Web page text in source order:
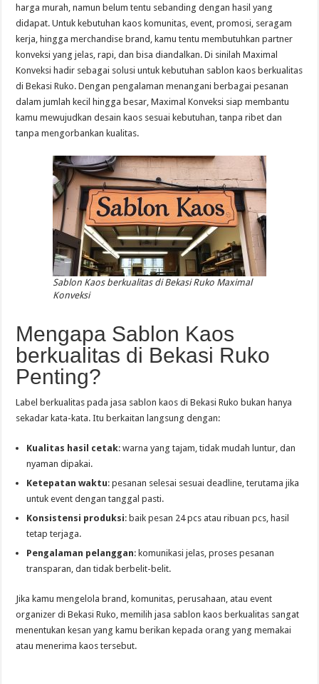
harga murah, namun belum tentu sebanding dengan hasil yang
didapat. Untuk kebutuhan kaos komunitas, event, promosi, seragam
kerja, hingga merchandise brand, kamu tentu membutuhkan partner
konveksi yang jelas, rapi, dan bisa diandalkan. Di sinilah Maximal
Konveksi hadir sebagai solusi untuk kebutuhan sablon kaos berkualitas
di Bekasi Ruko. Dengan pengalaman menangani berbagai pesanan
dalam jumlah kecil hingga besar, Maximal Konveksi siap membantu
kamu mewujudkan desain kaos sesuai kebutuhan, tanpa ribet dan
tanpa mengorbankan kualitas.
Sablon Kaos berkualitas di Bekasi Ruko Maximal
Konveksi
Mengapa Sablon Kaos
berkualitas di Bekasi Ruko
Penting?
Label berkualitas pada jasa sablon kaos di Bekasi Ruko bukan hanya
sekadar kata-kata. Itu berkaitan langsung dengan:
Kualitas hasil cetak: warna yang tajam, tidak mudah luntur, dan
nyaman dipakai.
Ketepatan waktu: pesanan selesai sesuai deadline, terutama jika
untuk event dengan tanggal pasti.
Konsistensi produksi: baik pesan 24 pcs atau ribuan pcs, hasil
tetap terjaga.
Pengalaman pelanggan: komunikasi jelas, proses pesanan
transparan, dan tidak berbelit-belit.
Jika kamu mengelola brand, komunitas, perusahaan, atau event
organizer di Bekasi Ruko, memilih jasa sablon kaos berkualitas sangat
menentukan kesan yang kamu berikan kepada orang yang memakai
atau menerima kaos tersebut.